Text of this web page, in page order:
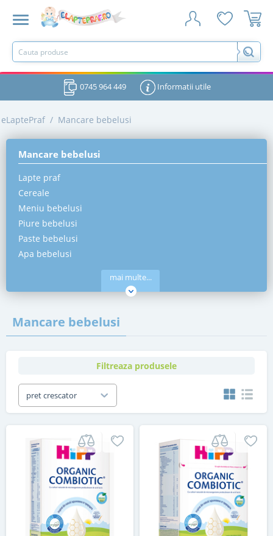
0745 964 449 Informatii utile
eLaptePraf / Mancare bebelusi
Mancare bebelusi
Lapte praf
Cereale
Meniu bebelusi
Piure bebelusi
Paste bebelusi
Apa bebelusi
mai multe...
Mancare bebelusi
Filtreaza produsele
pret crescator